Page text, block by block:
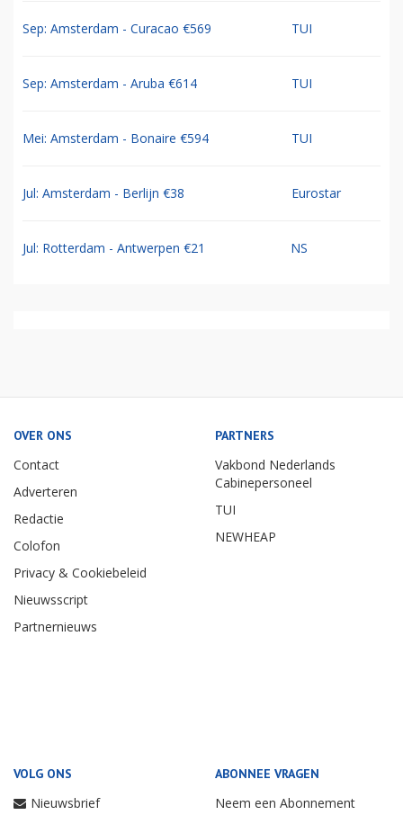
Sep: Amsterdam - Curacao €569 TUI
Sep: Amsterdam - Aruba €614 TUI
Mei: Amsterdam - Bonaire €594 TUI
Jul: Amsterdam - Berlijn €38 Eurostar
Jul: Rotterdam - Antwerpen €21 NS
OVER ONS
Contact
Adverteren
Redactie
Colofon
Privacy & Cookiebeleid
Nieuwsscript
Partnernieuws
PARTNERS
Vakbond Nederlands
Cabinepersoneel
TUI
NEWHEAP
VOLG ONS
Nieuwsbrief
ABONNEE VRAGEN
Neem een Abonnement